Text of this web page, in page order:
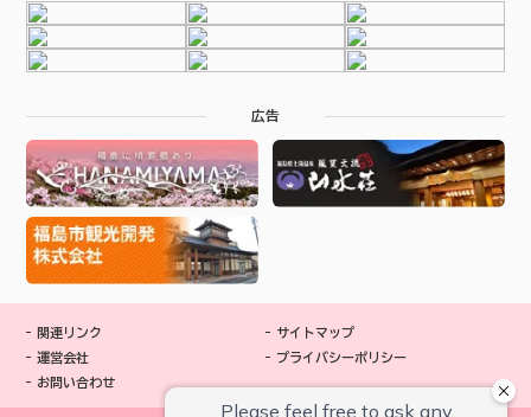
広告
関連リンク
運営会社
お問い合わせ
サイトマップ
プライバシーポリシー